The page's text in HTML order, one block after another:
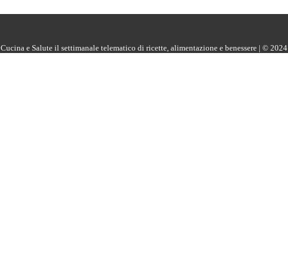
Cucina e Salute il settimanale telematico di ricette, alimentazione e benessere | © 2024